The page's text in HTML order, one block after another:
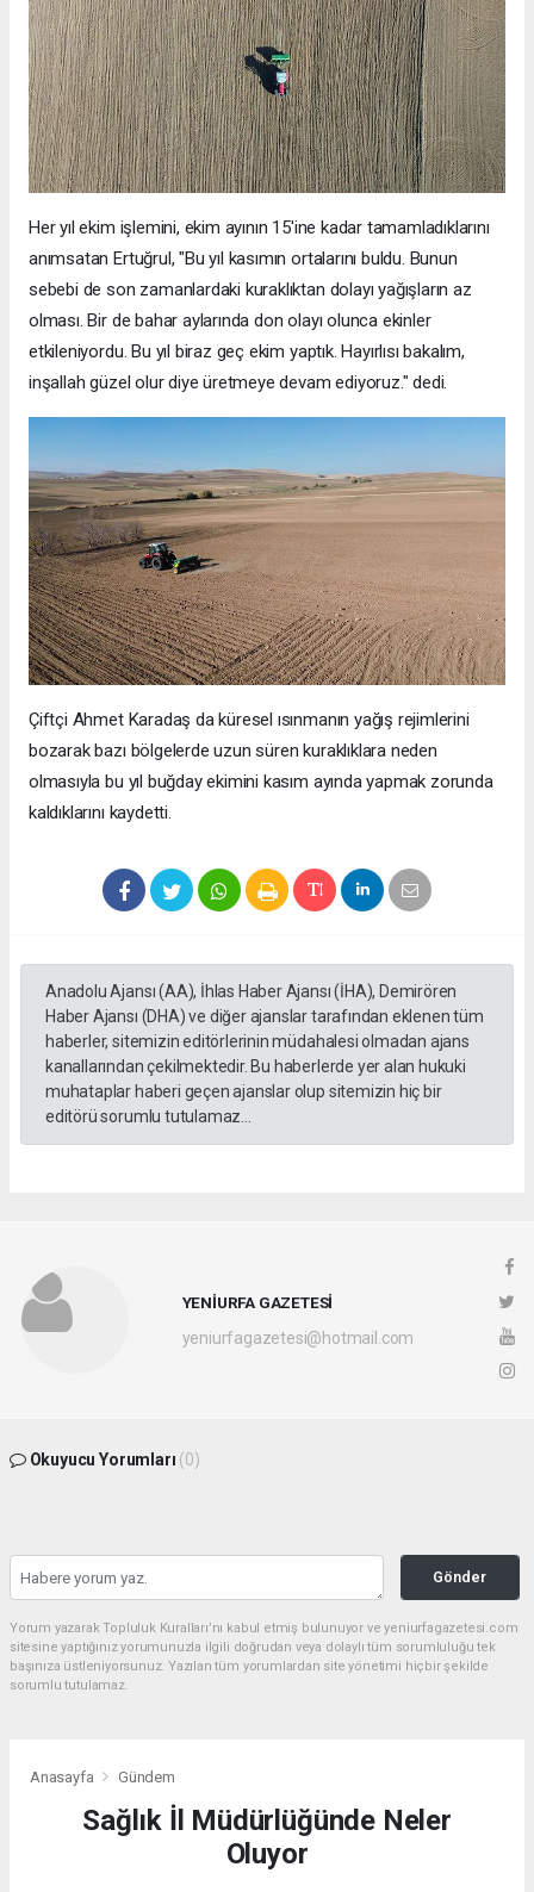
Her yıl ekim işlemini, ekim ayının 15'ine kadar tamamladıklarını
anımsatan Ertuğrul, "Bu yıl kasımın ortalarını buldu. Bunun
sebebi de son zamanlardaki kuraklıktan dolayı yağışların az
olması. Bir de bahar aylarında don olayı olunca ekinler
etkileniyordu. Bu yıl biraz geç ekim yaptık. Hayırlısı bakalım,
inşallah güzel olur diye üretmeye devam ediyoruz." dedi.
Çiftçi Ahmet Karadaş da küresel ısınmanın yağış rejimlerini
bozarak bazı bölgelerde uzun süren kuraklıklara neden
olmasıyla bu yıl buğday ekimini kasım ayında yapmak zorunda
kaldıklarını kaydetti.
Anadolu Ajansı (AA), İhlas Haber Ajansı (İHA), Demirören
Haber Ajansı (DHA) ve diğer ajanslar tarafından eklenen tüm
haberler, sitemizin editörlerinin müdahalesi olmadan ajans
kanallarından çekilmektedir. Bu haberlerde yer alan hukuki
muhataplar haberi geçen ajanslar olup sitemizin hiç bir
editörü sorumlu tutulamaz...
YENİURFA GAZETESİ
yeniurfagazetesi@hotmail.com
Okuyucu Yorumları (0)
Gönder
Yorum yazarak Topluluk Kuralları’nı kabul etmiş bulunuyor ve yeniurfagazetesi.com
sitesine yaptığınız yorumunuzla ilgili doğrudan veya dolaylı tüm sorumluluğu tek
başınıza üstleniyorsunuz. Yazılan tüm yorumlardan site yönetimi hiçbir şekilde
sorumlu tutulamaz.
Anasayfa Gündem
Sağlık İl Müdürlüğünde Neler
Oluyor